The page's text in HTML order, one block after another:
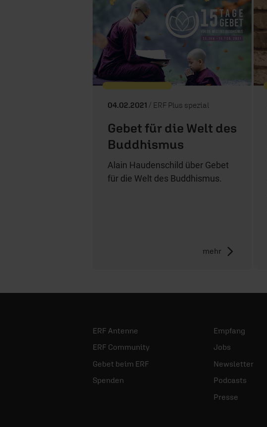
04.02.2021 / ERF Plus spezial
Gebet für die Welt des
Buddhismus
Alain Haudenschild über Gebet
für die Welt des Buddhismus.
mehr
ERF Antenne
ERF Community
Gebet beim ERF
Spenden
Empfang
Jobs
Newsletter
Podcasts
Presse